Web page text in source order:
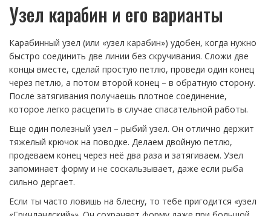
Узел карабин и его варианты
Карабинный узел (или «узел карабин») удобен, когда нужно
быстро соединить две линии без скручивания. Сложи две
концы вместе, сделай простую петлю, проведи один конец
через петлю, а потом второй конец – в обратную сторону.
После затягивания получаешь плотное соединение,
которое легко расцепить в случае спасательной работы.
Еще один полезный узел – рыбий узел. Он отлично держит
тяжелый крючок на поводке. Делаем двойную петлю,
продеваем конец через неё два раза и затягиваем. Узел
запоминает форму и не соскальзывает, даже если рыба
сильно дергает.
Если ты часто ловишь на блесну, то тебе пригодится «узел